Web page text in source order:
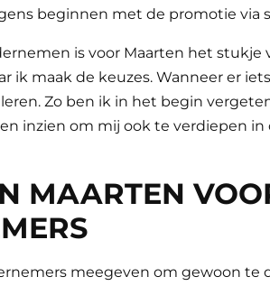
beginnen met de promotie via
is voor Maarten het stukje
ik maak de keuzes. Wanneer er
Zo ben ik in het begin
inzien om mij ook te verdiepen
MAARTEN
meegeven om gewoon te